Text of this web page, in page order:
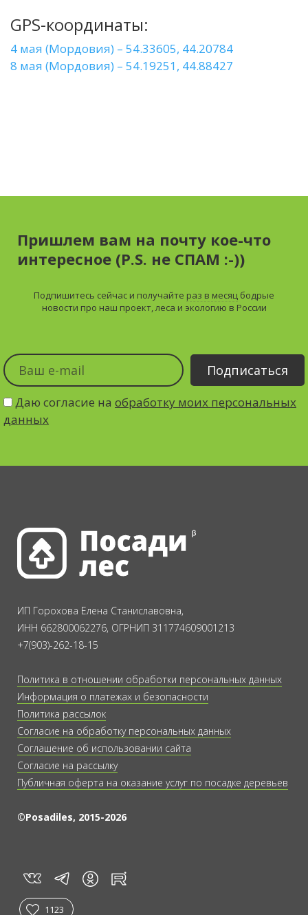
GPS-координаты:
4 мая (Мордовия) – 54.33605, 44.20784
8 мая (Мордовия) – 54.19251, 44.88427
Пришлем вам на почту кое-что
интересное (P.S. не СПАМ :-))
Подпишитесь сейчас и получайте раз в месяц бодрые
новости про наш проект, леса и экологию в России
Даю согласие на обработку моих персональных
данных
ИП Горохова Елена Станиславовна,
ИНН 662800062276, ОГРНИП 311774609001213
+7(903)-262-18-15
Политика в отношении обработки персональных данных
Информация о платежах и безопасности
Политика рассылок
Согласие на обработку персональных данных
Соглашение об использовании сайта
Согласие на рассылку
Публичная оферта на оказание услуг по посадке деревьев
©Posadiles, 2015-2026
vk tg in rt
1123